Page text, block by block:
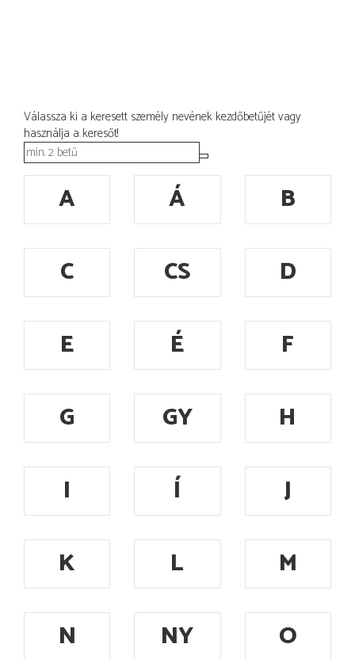
Válassza ki a keresett személy nevének kezdőbetűjét vagy
használja a keresőt!
A Á
B
C
CS
D
E
É
F
G
GY
H
I
Í
J
K
L
M
N
NY
O